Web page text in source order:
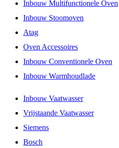
Inbouw Multifunctionele Oven
Inbouw Stoomoven
Atag
Oven Accessoires
Inbouw Conventionele Oven
Inbouw Warmhoudlade
Inbouw Vaatwasser
Vrijstaande Vaatwasser
Siemens
Bosch